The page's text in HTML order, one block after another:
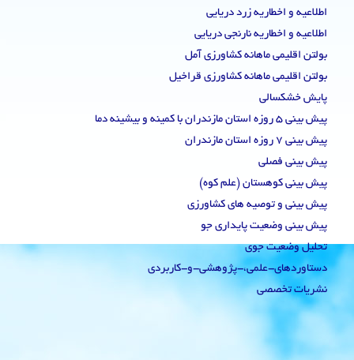
اطلاعیه و اخطاریه زرد دریایی
اطلاعیه و اخطاریه نارنجی دریایی
بولتن اقلیمی ماهانه کشاورزی آمل
بولتن اقلیمی ماهانه کشاورزی قراخیل
پایش خشکسالی
پیش بینی 5 روزه استان مازندران با کمینه و بیشینه دما
پیش بینی 7 روزه استان مازندران
پیش بینی فصلی
پیش بینی کوهستان (علم کوه)
پیش بینی و توصیه های کشاورزی
پیش بینی وضعیت پایداری جو
تحلیل وضعیت جوی
دستاوردهای-علمی،-پژوهشی-و-کاربردی
نشریات تخصصی